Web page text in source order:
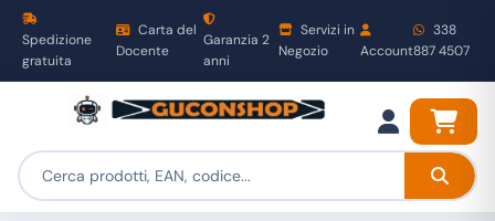
Spedizione
gratuita
Carta del
Docente
Garanzia 2
anni
Servizi in
Negozio
Account
338
887 4507